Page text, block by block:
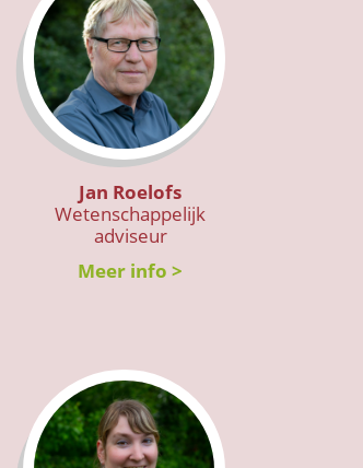
Jan Roelofs
Wetenschappelijk
adviseur
Meer info >